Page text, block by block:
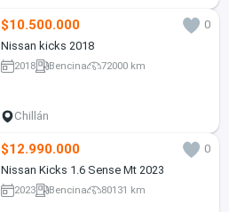
$10.500.000
0
Nissan kicks 2018
2018 Bencina 72000 km
Chillán
$12.990.000
0
Nissan Kicks 1.6 Sense Mt 2023
2023 Bencina 80131 km